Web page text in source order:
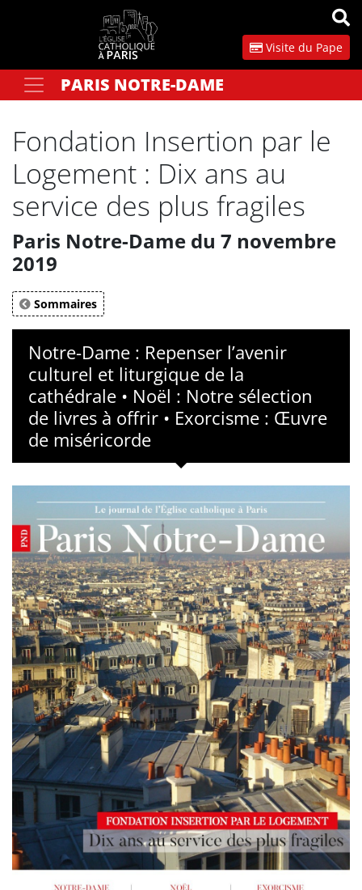
Visite du Pape
Votre recherchePARIS NOTRE-DAME
Fondation Insertion par le
Logement : Dix ans au
service des plus fragiles
Paris Notre-Dame du 7 novembre
2019
Sommaires
Notre-Dame : Repenser l’avenir
culturel et liturgique de la
cathédrale • Noël : Notre sélection
de livres à offrir • Exorcisme : Œuvre
de miséricorde
Panneau de gestion des cookies